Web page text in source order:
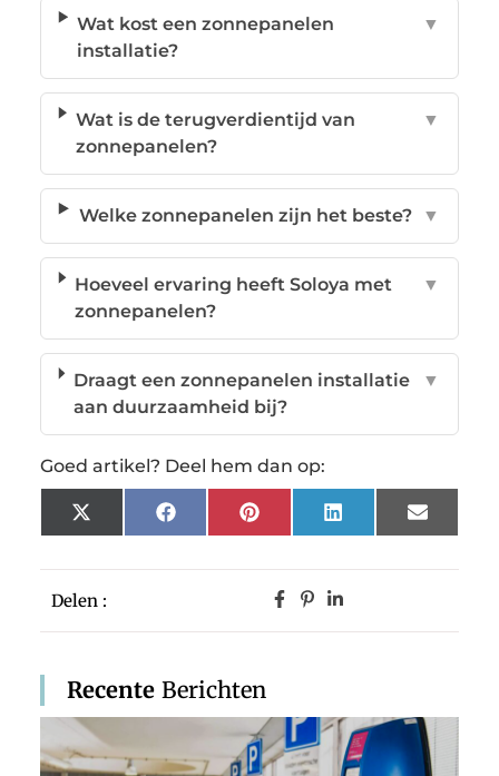
Delen :
Recente Berichten
Wat kost een zonnepanelen
installatie?
▼
Wat is de terugverdientijd van
zonnepanelen?
▼
Welke zonnepanelen zijn het beste? ▼
Hoeveel ervaring heeft Soloya met
zonnepanelen?
▼
Draagt een zonnepanelen installatie
aan duurzaamheid bij?
▼
Goed artikel? Deel hem dan op:
X
(Twitter)
FacebookPinterestLinkedInEmail